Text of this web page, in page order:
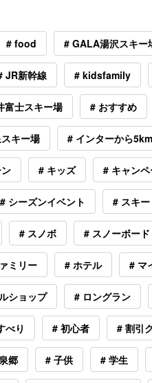
# food # GALA湯沢スキー
JR新幹線 # kidsfamily
富士スキー場 # おすすめ
キー場 # インターから
# キッズ # キャン
# シーズンイベント # スキー
# スノボ # スノーボード
ミリー # ホテル # マ
ショップ # ロングラン
べり # 初心者 # 割引
郷 # 子供 # 学生